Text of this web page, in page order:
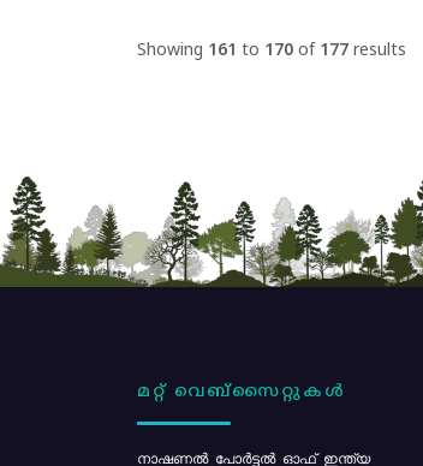
Showing 161 to 170 of 177 results
മറ്റ് വെബ്സൈറ്റുകൾ
നാഷണൽ പോർട്ടൽ ഓഫ് ഇന്ത്യ